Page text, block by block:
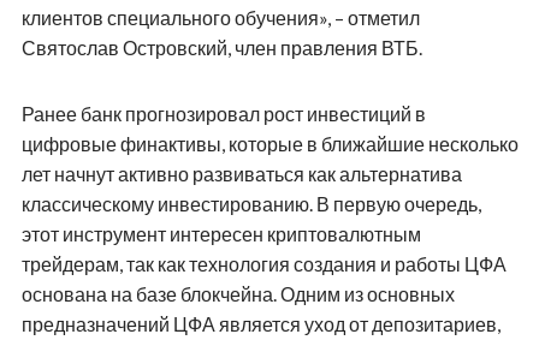
клиентов специального обучения», – отметил
Святослав Островский, член правления ВТБ.
Ранее банк прогнозировал рост инвестиций в
цифровые финактивы, которые в ближайшие несколько
лет начнут активно развиваться как альтернатива
классическому инвестированию. В первую очередь,
этот инструмент интересен криптовалютным
трейдерам, так как технология создания и работы ЦФА
основана на базе блокчейна. Одним из основных
предназначений ЦФА является уход от депозитариев,